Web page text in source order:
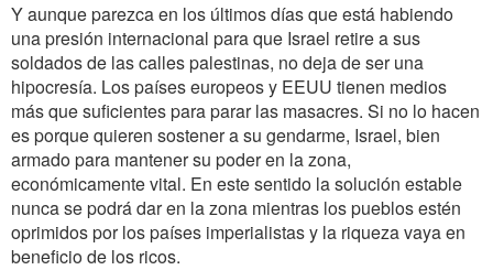
Y aunque parezca en los últimos días que está habiendo
una presión internacional para que Israel retire a sus
soldados de las calles palestinas, no deja de ser una
hipocresía. Los países europeos y EEUU tienen medios
más que suficientes para parar las masacres. Si no lo hacen
es porque quieren sostener a su gendarme, Israel, bien
armado para mantener su poder en la zona,
económicamente vital. En este sentido la solución estable
nunca se podrá dar en la zona mientras los pueblos estén
oprimidos por los países imperialistas y la riqueza vaya en
beneficio de los ricos.